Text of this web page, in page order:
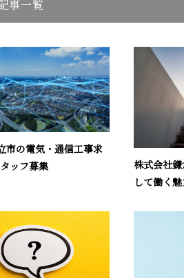
事一覧
市の電気・通信工事求
ッフ募集
株式会社
して働く魅